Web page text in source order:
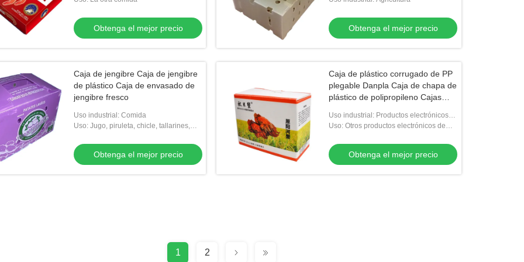
Obtenga el mejor precio Obtenga el mejor precio
Caja de jengibre Caja de jengibre
de plástico Caja de envasado de
jengibre fresco
Uso industrial: Comida
Uso: Jugo, piruleta, chicle, tallarines,
bocado, ACEITE de O
Obtenga el mejor precio
Caja de plástico corrugado de PP
plegable Danpla Caja de chapa de
plástico de polipropileno Cajas
almacenamiento
Uso industrial: Productos electrónicos
de consumo
Uso: Otros productos electrónicos de
Obtenga el mejor precio
1 2